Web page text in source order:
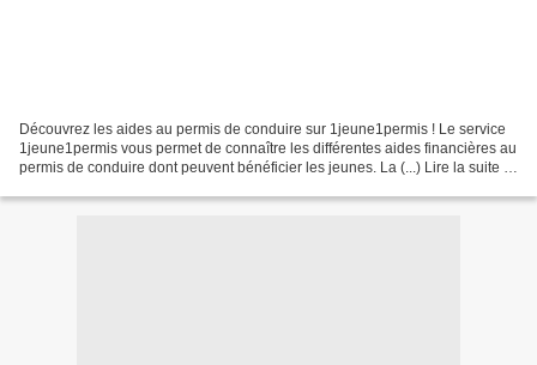
Découvrez les aides au permis de conduire sur 1jeune1permis ! Le service
1jeune1permis vous permet de connaître les différentes aides financières au
permis de conduire dont peuvent bénéficier les jeunes. La (...) Lire la suite >